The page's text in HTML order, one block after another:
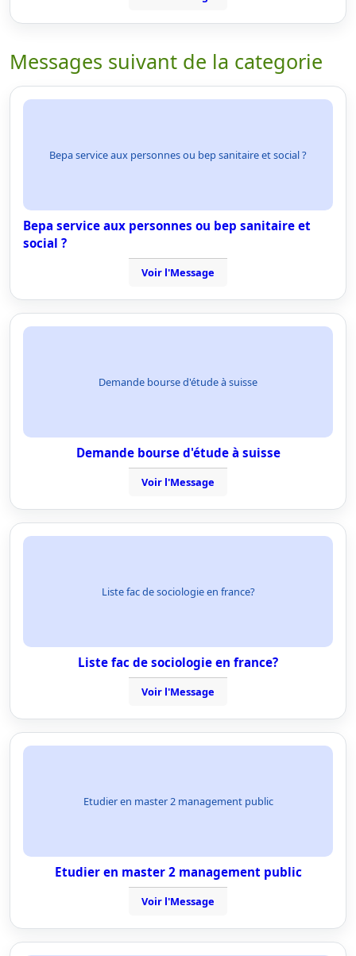
Messages suivant de la categorie
Bepa service aux personnes ou bep sanitaire et social ?
Bepa service aux personnes ou bep sanitaire et
social ?
Voir l'Message
Demande bourse d'étude à suisse
Demande bourse d'étude à suisse
Voir l'Message
Liste fac de sociologie en france?
Liste fac de sociologie en france?
Voir l'Message
Etudier en master 2 management public
Etudier en master 2 management public
Voir l'Message